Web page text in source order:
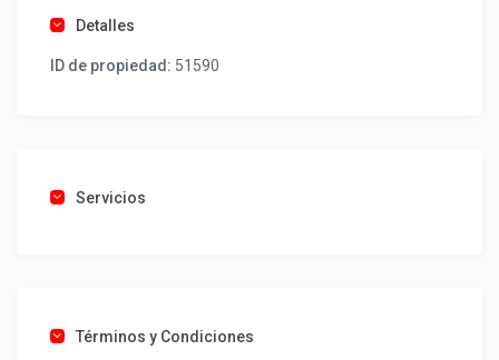
Detalles
ID de propiedad: 51590
Servicios
Términos y Condiciones